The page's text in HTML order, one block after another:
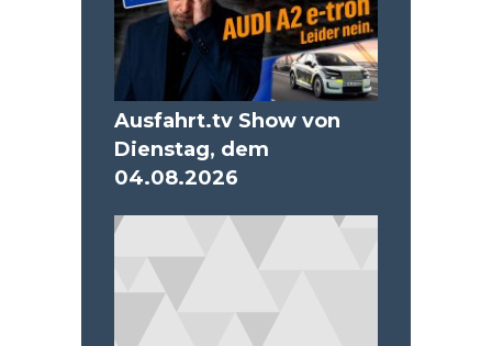
Ausfahrt.tv Show von
Dienstag, dem
04.08.2026